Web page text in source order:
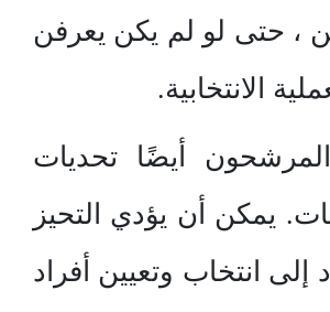
، حتى لو لم يكن يعرفن
الانتخابية.
أيضًا تحديات
يمكن أن يؤدي التحيز
إلى انتخاب وتعيين أفراد